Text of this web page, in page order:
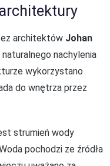
architektów Johan
nachylenia
wykorzystano
do wnętrza przez
strumień wody
pochodzi ze źródła